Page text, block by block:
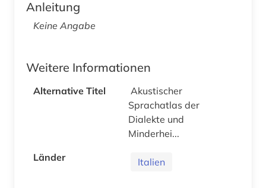
Anleitung
Keine Angabe
Weitere Informationen
Alternative Titel
Akustischer
Sprachatlas der
Dialekte und
Minderhei...
Länder
Italien